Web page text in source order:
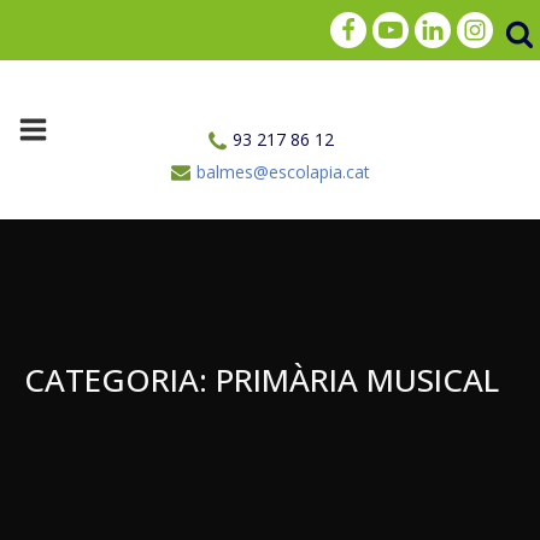
93 217 86 12
balmes@escolapia.cat
CATEGORIA: PRIMÀRIA MUSICAL